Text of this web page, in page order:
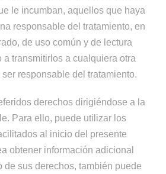
le incumban, aquellos que haya
responsable del tratamiento, en
de uso común y de lectura
a transmitirlos a cualquiera otra
responsable del tratamiento.
derechos dirigiéndose a la
Para ello, puede utilizar los
al inicio del presente
obtener información adicional
de sus derechos, también puede